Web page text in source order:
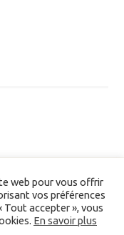
web pour vous offrir
vos préférences
Tout accepter », vous
En savoir plus